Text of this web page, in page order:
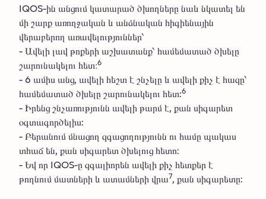
IQOS-ին անցում կատարած ծխողները նաև նկատել են
մի շարք առողջական և անձնական հիգիենային
վերաբերող առավելություններ՝
- Ավելի լավ թոքերի աշխատանք՝ համեմատած ծխելը
շարունակելու հետ։6
- 6 ամիս անց, ավելի հեշտ է շնչելը և ավելի քիչ է հազը՝
համեմատած ծխելը շարունակելու հետ:6
- Իրենց շնչառությունն ավելի թարմ է, քան սիգարետ
օգտագործելիս:
- Բերանում մնացող զգացողությունն ու համը պակաս
տհաճ են, քան սիգարետ ծխելուց հետո:
- Եվ որ IQOS-ը զգալիորեն ավելի քիչ հետքեր է
թողնում մատների և ատամների վրա7, քան սիգարետը: